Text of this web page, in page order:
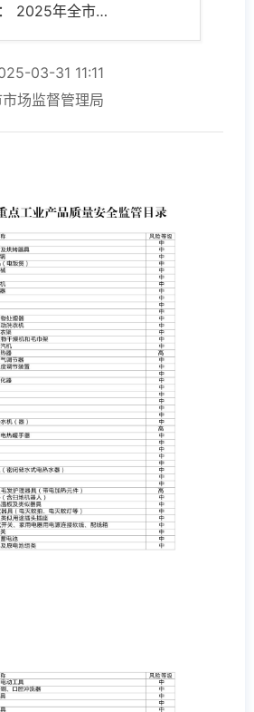
名 称： 2025年全市重点工业产品质量安全监管目录
03-31 11:11
场监督管理局